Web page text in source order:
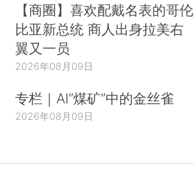
【商圈】喜欢配戴名表的哥伦
比亚新总统 商人出身拉美右
翼又一员
2026年08月09日
专栏｜AI“煤矿”中的金丝雀
2026年08月09日